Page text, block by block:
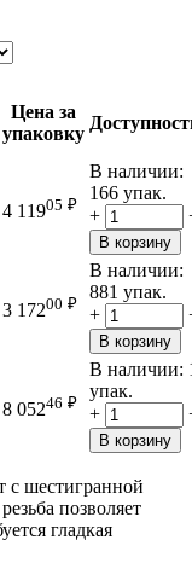
Цена за
упаковку
4 11905 ₽
В наличии:
166 упак.
+
В корзину
3 17200 ₽
В наличии:
881 упак.
+
В корзину
8 05246 ₽
В наличии:
упак.
+
В корзину
с шестигранной
позволяет
гладкая